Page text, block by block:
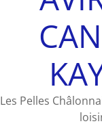
Les Pelles